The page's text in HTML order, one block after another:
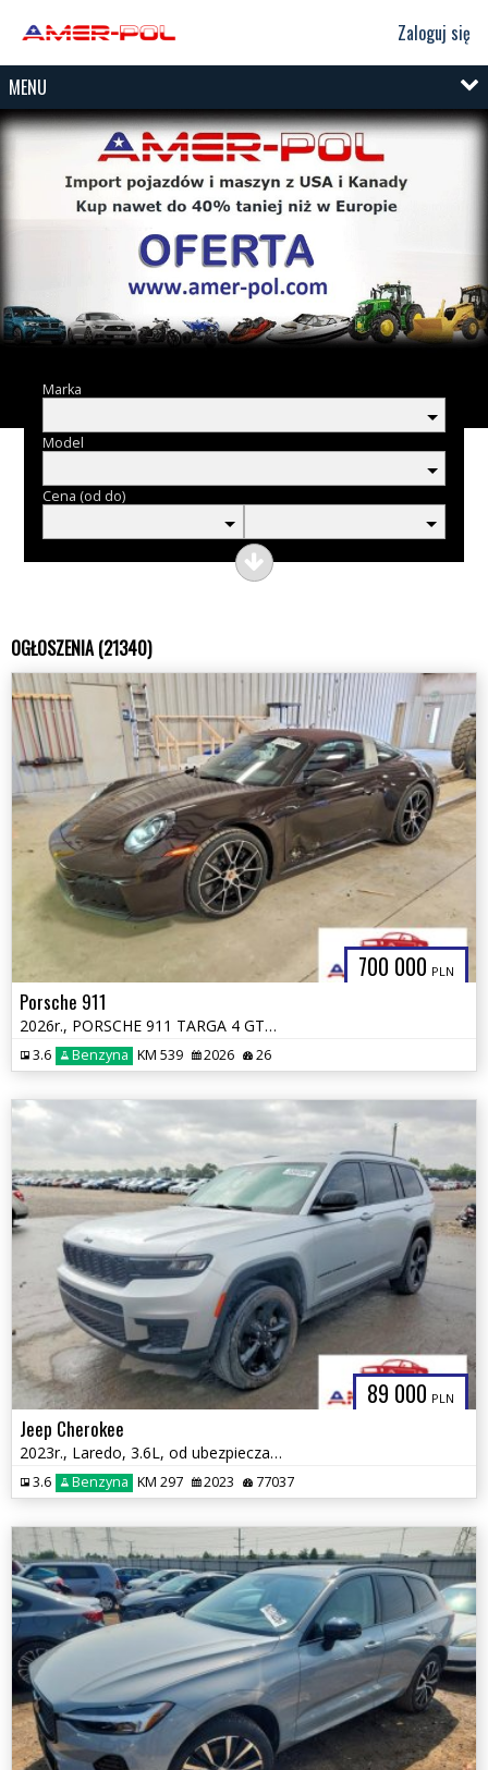
Zaloguj się
MENU
Marka
Model
Cena (od do)
OGŁOSZENIA (21340)
700 000 PLN
Porsche 911
2026r., PORSCHE 911 TARGA 4 GTS, 3.6L, od ubezpieczalni
3.6 Benzyna KM 539 2026 26
89 000 PLN
Jeep Cherokee
2023r., Laredo, 3.6L, od ubezpieczalni
3.6 Benzyna KM 297 2023 77037